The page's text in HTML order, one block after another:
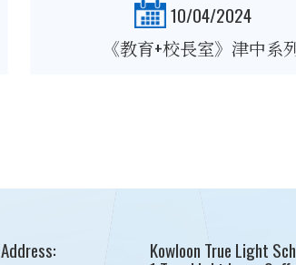
10/04/2024
《教育+校長室》津中系
Address: Kowloon True Light